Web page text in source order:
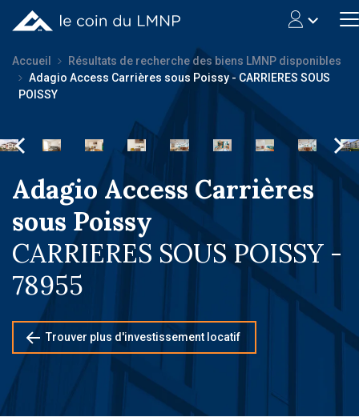
Accueil
Résultats de recherche des biens LMNP disponibles
Adagio Access Carrières sous Poissy - CARRIERES SOUS
POISSY
Adagio Access Carrières
sous Poissy
CARRIERES SOUS POISSY -
78955
Trouver plus d'investissement locatif